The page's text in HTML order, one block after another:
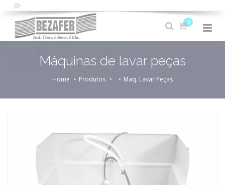
0
Máquinas de lavar peças
Home Produtos Maq. Lavar Peças